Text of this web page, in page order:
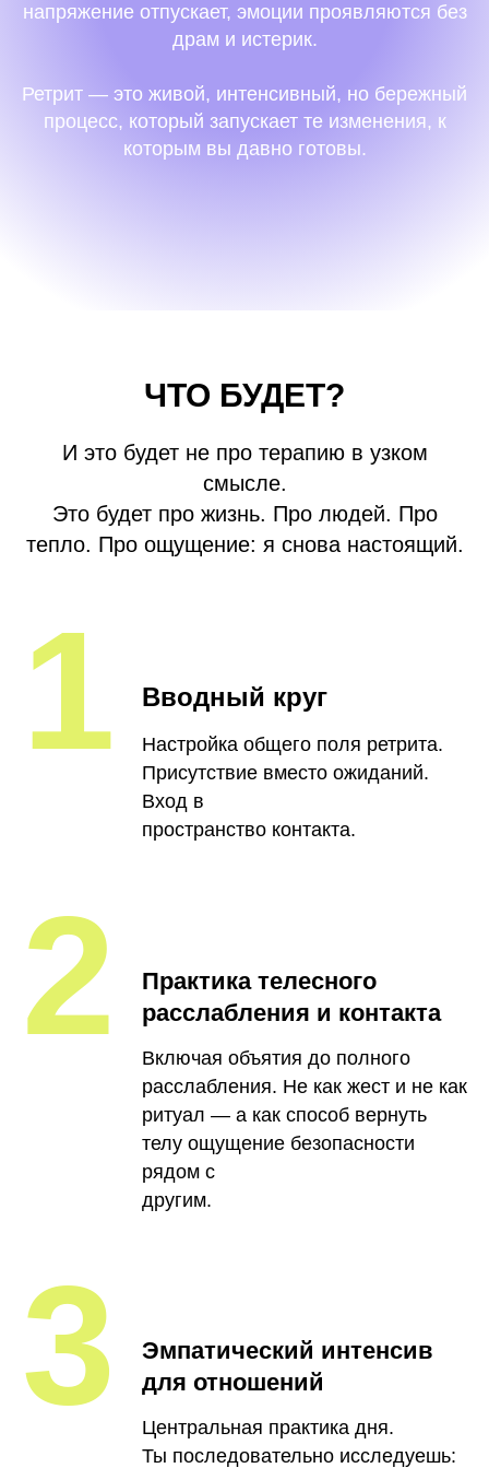
напряжение отпускает, эмоции проявляются без
драм и истерик.
Ретрит — это живой, интенсивный, но бережный
процесс, который запускает те изменения, к
которым вы давно готовы.
ЧТО БУДЕТ?
И это будет не про терапию в узком
смысле.
Это будет про жизнь. Про людей. Про
тепло. Про ощущение: я снова настоящий.
Вводный круг
Настройка общего поля ретрита.
Присутствие вместо ожиданий.
Вход в
пространство контакта.
1
Практика телесного
расслабления и контакта
Включая объятия до полного
расслабления. Не как жест и не как
ритуал — а как способ вернуть
телу ощущение безопасности
рядом с
другим.
2
Эмпатический интенсив
для отношений
Центральная практика дня.
Ты последовательно исследуешь:
3